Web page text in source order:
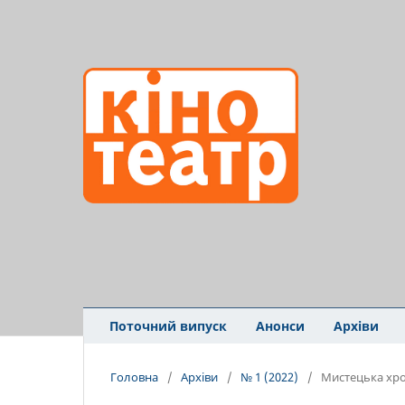
Поточний випуск Анонси Архіви
Головна / Архіви / № 1 (2022) / Мистецька